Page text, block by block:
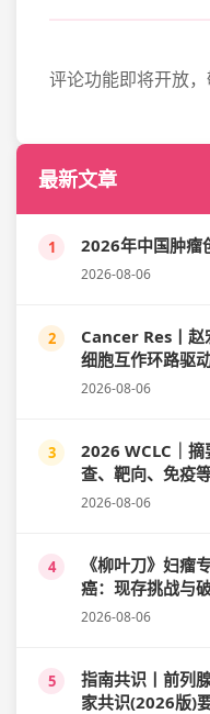
评论功能即将开放，
最新文章
1 2026年中国肿瘤
2026-08-06
2
Cancer Res丨赵
细胞互作环路驱
2026-08-06
3
2026 WCLC｜
查、靶向、免疫
2026-08-06
4
《柳叶刀》妇瘤
癌：现存挑战与
2026-08-06
5
指南共识丨前列
家共识(2026版)